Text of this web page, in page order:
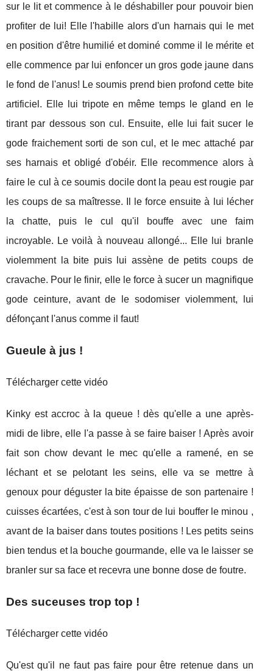
sur le lit et commence à le déshabiller pour pouvoir bien
profiter de lui! Elle l'habille alors d'un harnais qui le met
en position d'être humilié et dominé comme il le mérite et
elle commence par lui enfoncer un gros gode jaune dans
le fond de l'anus! Le soumis prend bien profond cette bite
artificiel. Elle lui tripote en même temps le gland en le
tirant par dessous son cul. Ensuite, elle lui fait sucer le
gode fraichement sorti de son cul, et le mec attaché par
ses harnais et obligé d'obéir. Elle recommence alors à
faire le cul à ce soumis docile dont la peau est rougie par
les coups de sa maîtresse. Il le force ensuite à lui lécher
la chatte, puis le cul qu'il bouffe avec une faim
incroyable. Le voilà à nouveau allongé... Elle lui branle
violemment la bite puis lui assène de petits coups de
cravache. Pour le finir, elle le force à sucer un magnifique
gode ceinture, avant de le sodomiser violemment, lui
défonçant l'anus comme il faut!
Gueule à jus !
Télécharger cette vidéo
Kinky est accroc à la queue ! dès qu'elle a une après-
midi de libre, elle l'a passe à se faire baiser ! Après avoir
fait son chow devant le mec qu'elle a ramené, en se
léchant et se pelotant les seins, elle va se mettre à
genoux pour déguster la bite épaisse de son partenaire !
cuisses écartées, c'est à son tour de lui bouffer le minou ,
avant de la baiser dans toutes positions ! Les petits seins
bien tendus et la bouche gourmande, elle va le laisser se
branler sur sa face et recevra une bonne dose de foutre.
Des suceuses trop top !
Télécharger cette vidéo
Qu'est qu'il ne faut pas faire pour être retenue dans un